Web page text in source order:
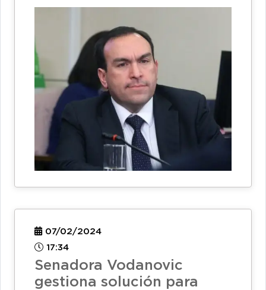
07/02/2024
17:34
Senadora Vodanovic
gestiona solución para